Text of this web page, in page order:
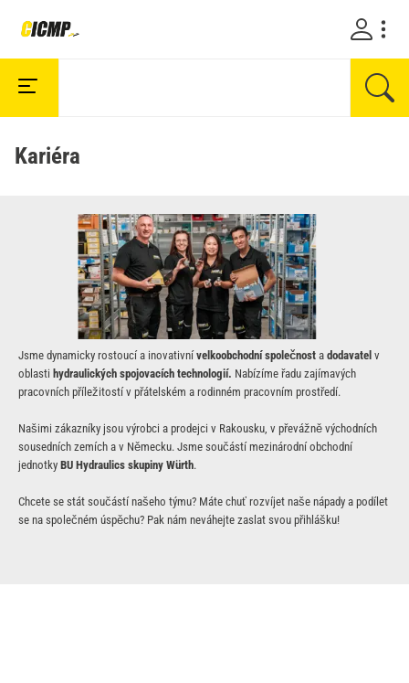
Kariéra
Jsme dynamicky rostoucí a inovativnívelkoobchodní společnost a dodavatel v
oblasti hydraulických spojovacích technologií. Nabízíme řadu zajímavých
pracovních příležitostí v přátelském a rodinném pracovním prostředí.
Našimi zákazníky jsou výrobci a prodejci v Rakousku, v převážně východních
sousedních zemích a v Německu. Jsme součástí mezinárodní obchodní
jednotky BU Hydraulics skupiny Würth.
Chcete se stát součástí našeho týmu? Máte chuť rozvíjet naše nápady a podílet
se na společném úspěchu? Pak nám neváhejte zaslat svou přihlášku!